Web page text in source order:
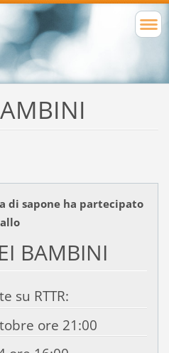
di sapone ha partecipato
allo
BAMBINI
su RTTR:
ore 21:00